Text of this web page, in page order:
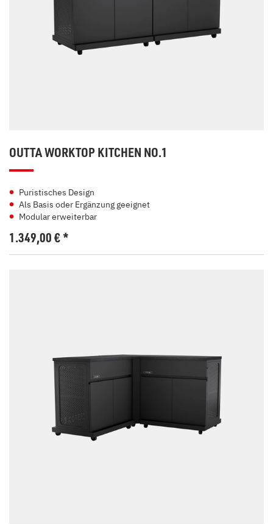
OUTTA WORKTOP KITCHEN NO.1
Puristisches Design
Als Basis oder Ergänzung geeignet
Modular erweiterbar
1.349,00€*